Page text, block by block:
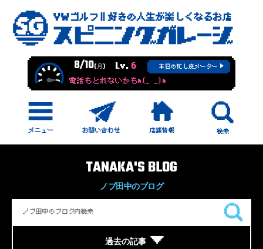
8/10(月) Lv. 6 本日の忙し度メーター
電話もとれないかもm(_ _)m
TANAKA'S BLOG
ノブ田中のブログ
過去の記事